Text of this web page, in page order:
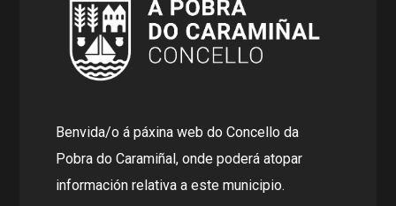
Benvida/o á páxina web do Concello da
Pobra do Caramiñal, onde poderá atopar
información relativa a este municipio.